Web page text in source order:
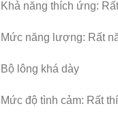
Khả năng thích ứng:
Mức năng lượng: Rất
Bộ lông khá dày
Mức độ tình cảm: Rất